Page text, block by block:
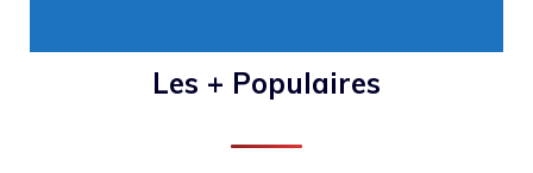
Les + Populaires